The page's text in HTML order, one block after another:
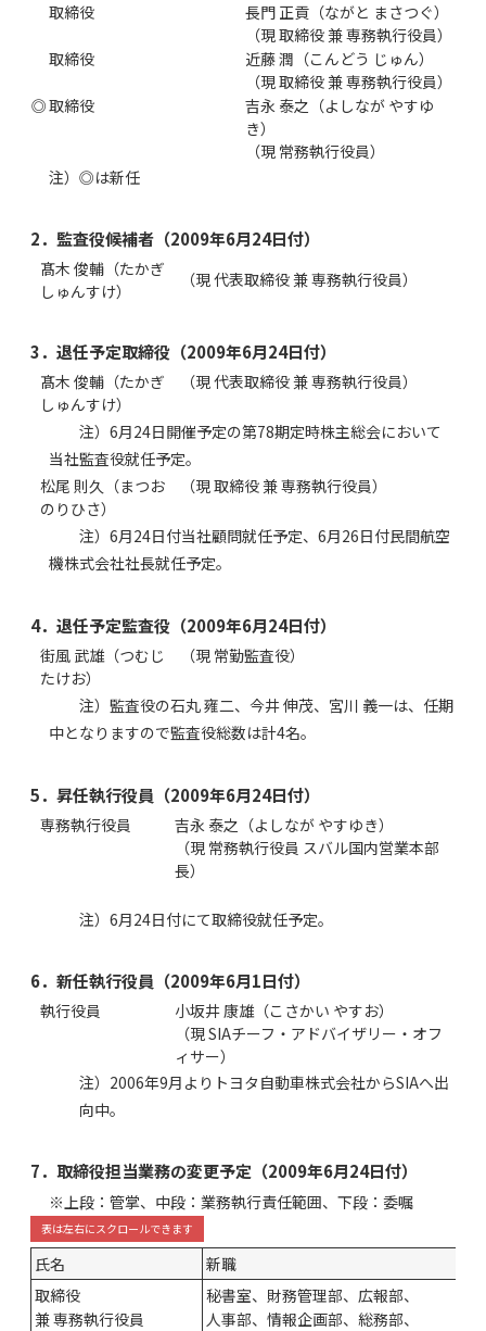
取締役
長門 正貢（ながと まさつぐ）
（現 取締役 兼 専務執行役員）
取締役
近藤 潤（こんどう じゅん）
（現 取締役 兼 専務執行役員）
◎取締役
吉永 泰之（よしなが やすゆ
き）
（現 常務執行役員）
注）◎は新任
2．監査役候補者（2009年6月24日付）
髙木 俊輔（たかぎ
しゅんすけ）
（現 代表取締役 兼 専務執行役員）
3．退任予定取締役（2009年6月24日付）
髙木 俊輔（たかぎ
しゅんすけ）
（現 代表取締役 兼 専務執行役員）
注）6月24日開催予定の第78期定時株主総会において
当社監査役就任予定。
松尾 則久（まつお
のりひさ）
（現 取締役 兼 専務執行役員）
注）6月24日付当社顧問就任予定、6月26日付民間航空
機株式会社社長就任予定。
4．退任予定監査役（2009年6月24日付）
街風 武雄（つむじ
たけお）
（現 常勤監査役）
注）監査役の石丸 雍二、今井 伸茂、宮川 義一は、任期
中となりますので監査役総数は計4名。
5．昇任執行役員（2009年6月24日付）
専務執行役員
吉永 泰之（よしなが やすゆき）
（現 常務執行役員 スバル国内営業本部
長）
注）6月24日付にて取締役就任予定。
6．新任執行役員（2009年6月1日付）
執行役員
小坂井 康雄（こさかい やすお）
（現 SIAチーフ・アドバイザリー・オフ
ィサー）
注）2006年9月よりトヨタ自動車株式会社からSIAへ出
向中。
7．取締役担当業務の変更予定（2009年6月24日付）
※上段：管掌、中段：業務執行責任範囲、下段：委嘱
氏名 新職
取締役
兼 専務執行役員
秘書室、財務管理部、広報部、
人事部、情報企画部、総務部、